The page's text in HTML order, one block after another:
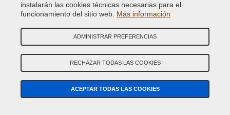
BVCD-FEU-3DTCFrasco de vidrio FORD
EUROPA MONDEO 3DTCWWA Pintura
metalizada o perlada en frasco
instalarán las cookies técnicas necesarias para el
funcionamiento del sitio web. Más información
ADMINISTRAR PREFERENCIAS
RECHAZAR TODAS LAS COOKIES
ACEPTAR TODAS LAS COOKIES